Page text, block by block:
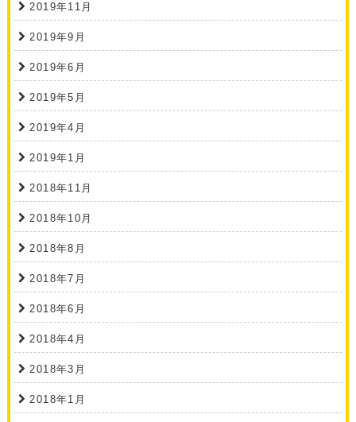
2019年11月
2019年9月
2019年6月
2019年5月
2019年4月
2019年1月
2018年11月
2018年10月
2018年8月
2018年7月
2018年6月
2018年4月
2018年3月
2018年1月